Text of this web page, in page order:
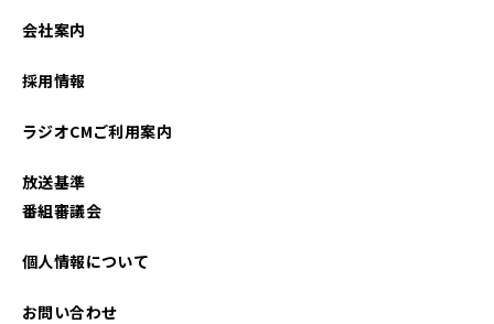
2025年07月
会社案内
採用情報
ラジオCMご利用案内
放送基準
番組審議会
個人情報について
お問い合わせ